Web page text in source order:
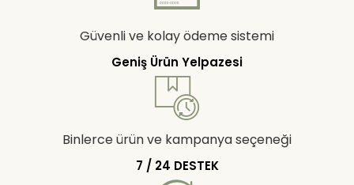
Güvenli ve kolay ödeme sistemi
Geniş Ürün Yelpazesi
Binlerce ürün ve kampanya seçeneği
7 / 24 DESTEK